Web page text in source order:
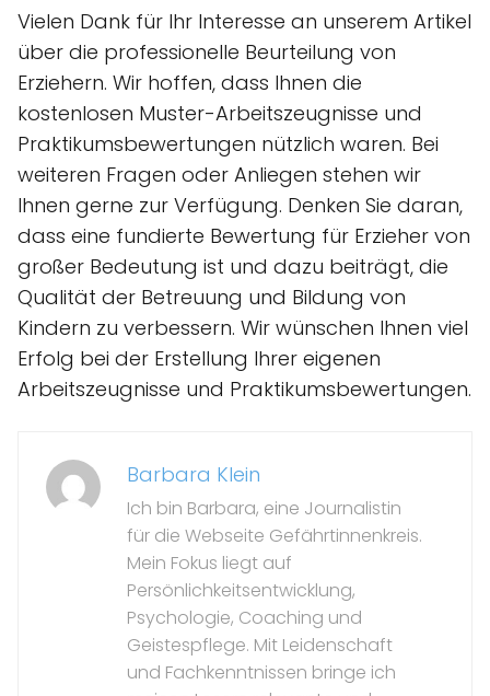
Vielen Dank für Ihr Interesse an unserem Artikel
über die professionelle Beurteilung von
Erziehern. Wir hoffen, dass Ihnen die
kostenlosen Muster-Arbeitszeugnisse und
Praktikumsbewertungen nützlich waren. Bei
weiteren Fragen oder Anliegen stehen wir
Ihnen gerne zur Verfügung. Denken Sie daran,
dass eine fundierte Bewertung für Erzieher von
großer Bedeutung ist und dazu beiträgt, die
Qualität der Betreuung und Bildung von
Kindern zu verbessern. Wir wünschen Ihnen viel
Erfolg bei der Erstellung Ihrer eigenen
Arbeitszeugnisse und Praktikumsbewertungen.
Barbara Klein
Ich bin Barbara, eine Journalistin
für die Webseite Gefährtinnenkreis.
Mein Fokus liegt auf
Persönlichkeitsentwicklung,
Psychologie, Coaching und
Geistespflege. Mit Leidenschaft
und Fachkenntnissen bringe ich